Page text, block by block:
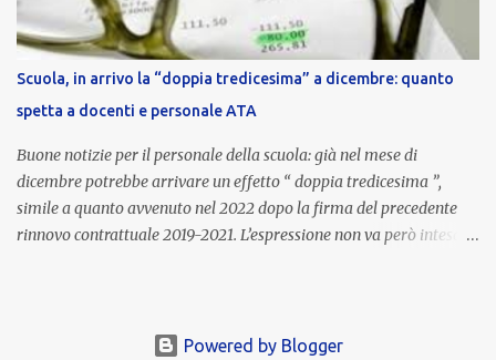
raggiungimento degli obiettivi fissati dal Ministero dell’Istruzione
e del Merito (MIM) . Per l’anno scolastico 2023/2024, il MIM ha
completato la procedura di valutazione e trasmesso i dati a NoiPA,
che ha poi disposto la liquidazione automatica in busta paga . Gli
importi e le trattenute L’importo medio lordo riconosciuto è di 6....
Scuola, in arrivo la “doppia tredicesima” a dicembre: quanto
spetta a docenti e personale ATA
Buone notizie per il personale della scuola: già nel mese di
dicembre potrebbe arrivare un effetto “ doppia tredicesima ”,
simile a quanto avvenuto nel 2022 dopo la firma del precedente
rinnovo contrattuale 2019-2021. L’espressione non va però intesa in
un’integrazione straordinaria che, pur non raggiungendo l’importo
Powered by Blogger